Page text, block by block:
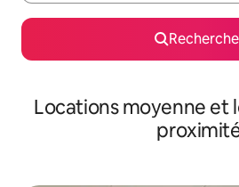
Locations moyenne et